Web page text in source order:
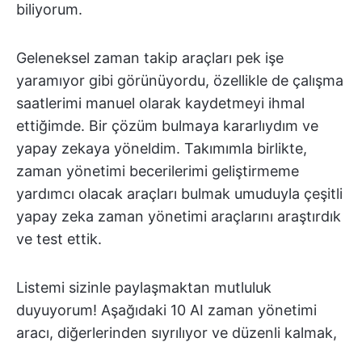
biliyorum.
Geleneksel zaman takip araçları pek işe
yaramıyor gibi görünüyordu, özellikle de çalışma
saatlerimi manuel olarak kaydetmeyi ihmal
ettiğimde. Bir çözüm bulmaya kararlıydım ve
yapay zekaya yöneldim. Takımımla birlikte,
zaman yönetimi becerilerimi geliştirmeme
yardımcı olacak araçları bulmak umuduyla çeşitli
yapay zeka zaman yönetimi araçlarını araştırdık
ve test ettik.
Listemi sizinle paylaşmaktan mutluluk
duyuyorum! Aşağıdaki 10 AI zaman yönetimi
aracı, diğerlerinden sıyrılıyor ve düzenli kalmak,